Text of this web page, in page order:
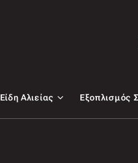
Είδη Αλιείας Εξoπλισμός